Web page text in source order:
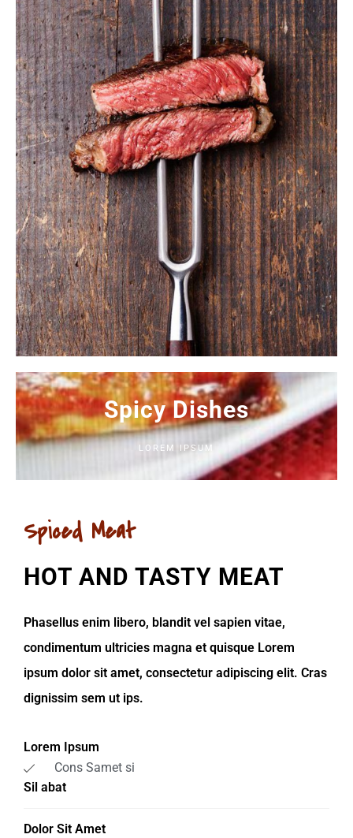
Spiced Meat
HOT AND TASTY MEAT
Phasellus enim libero, blandit vel sapien vitae,
condimentum ultricies magna et quisque Lorem
ipsum dolor sit amet, consectetur adipiscing elit. Cras
dignissim sem ut ips.​
Lorem Ipsum
Cons Samet si
Sil abat
Dolor Sit Amet
Spicy Dishes
LOREM IPSUM